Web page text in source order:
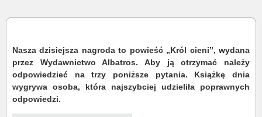
Nasza dzisiejsza nagroda to powieść „Król cieni”, wydana
przez Wydawnictwo Albatros. Aby ją otrzymać należy
odpowiedzieć na trzy poniższe pytania. Książkę dnia
wygrywa osoba, która najszybciej udzieliła poprawnych
odpowiedzi.